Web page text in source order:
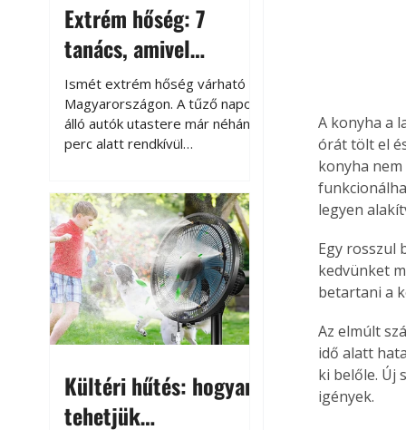
Extrém hőség: 7
tanács, amivel
megóvhatjuk
autónkat a nyári
károktól
Ismét extrém hőség várható
Magyarországon. A tűző napon
álló autók utastere már néhány
perc alatt rendkívül
megközelítheti. Ez nemcsak a
beszállást teszi kellemetlenné,
hanem az autó állapotára és a
benne hagyott tárgyakra is
káros hatással lehet. Néhány
egyszerű óvintézkedéssel
azonban jelentősen
csökkenthetjük a hőség káros
Kültéri hűtés: hogyan
tehetjük
A konyha a
órát tölt el
konyha
legyen
Egy rosszul
kedvünket
betartani a
Az elmúlt
idő alatt
ki belőle. Új
igények.